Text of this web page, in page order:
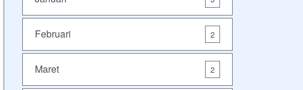
Februari 2
Maret 2